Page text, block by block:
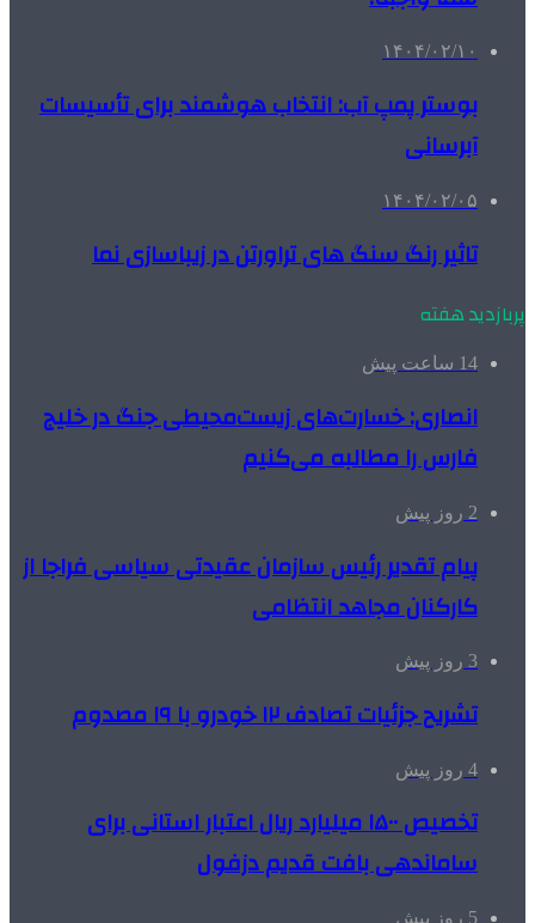
۱۴۰۴/۰۲/۱۰
بوستر پمپ آب: انتخاب هوشمند برای تأسیسات
آبرسانی
۱۴۰۴/۰۲/۰۵
تاثیر رنگ سنگ های تراورتن در زیباسازی نما
پربازدید هفته
14 ساعت پیش
انصاری: خسارت‌های زیست‌محیطی جنگ در خلیج
فارس را مطالبه‌ می‌کنیم
2 روز پیش
پیام تقدیر رئیس سازمان عقیدتی سیاسی فراجا از
کارکنان مجاهد انتظامی
3 روز پیش
تشریح جزئیات تصادف ۱۲ خودرو با ۱۹ مصدوم
4 روز پیش
تخصیص ۱۵۰۰ میلیارد ریال اعتبار استانی برای
ساماندهی بافت قدیم دزفول
5 روز پیش